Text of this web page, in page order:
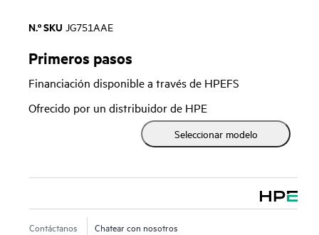
N.º SKU JG751AAE
Primeros pasos
Financiación disponible a través de HPEFS
Ofrecido por un distribuidor de HPE
Seleccionar modelo
Contáctanos Chatear con nosotros